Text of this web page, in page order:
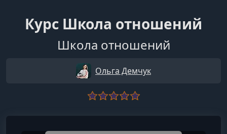
Курс Школа отношений
Школа отношений
Ольга Демчук